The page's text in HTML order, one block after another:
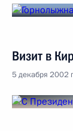
Визит в
5 декабря 2002